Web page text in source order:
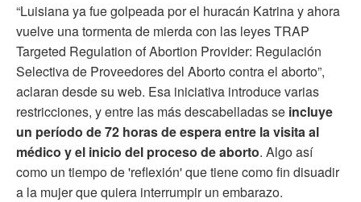
“Luisiana ya fue golpeada por el huracán Katrina y ahora
vuelve una tormenta de mierda con las leyes TRAP
Targeted Regulation of Abortion Provider: Regulación
Selectiva de Proveedores del Aborto contra el aborto”,
aclaran desde su web. Esa iniciativa introduce varias
restricciones, y entre las más descabelladas se incluye
un período de 72 horas de espera entre la visita al
médico y el inicio del proceso de aborto. Algo así
como un tiempo de 'reflexión' que tiene como fin disuadir
a la mujer que quiera interrumpir un embarazo.